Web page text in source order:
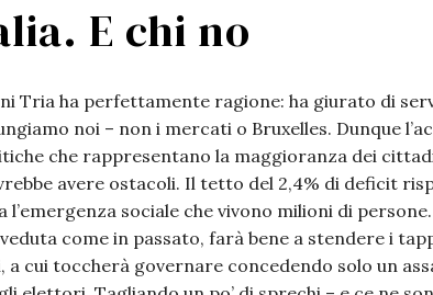
E chi no
Tria ha perfettamente ragione: ha giurato di
noi – non i mercati o Bruxelles. Dunque
che rappresentano la maggioranza dei
avere ostacoli. Il tetto del 2,4% di deficit
sociale che vivono milioni di persone.
come in passato, farà bene a stendere i
cui toccherà governare concedendo solo un